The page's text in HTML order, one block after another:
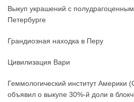
Выкуп украшений с
Петербурге
Грандиозная находка в Перу
Цивилизация Вари
Геммологический институт Америки
объявил о выкупе 30%-й доли в